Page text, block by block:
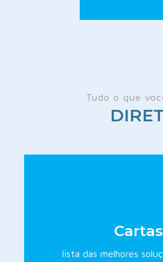
Tudo o que
lista das melhores